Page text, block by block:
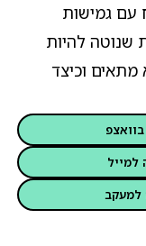
עם גמישות
שנוטה להיות
מתאים וכיצד
למייל
למעקב